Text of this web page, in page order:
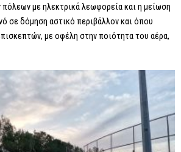
με ηλεκτρικά λεωφορεία και η μείωση
σε δόμηση αστικό περιβάλλον και όπου
με οφέλη στην ποιότητα του αέρα,